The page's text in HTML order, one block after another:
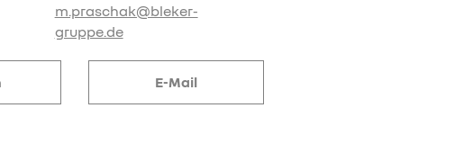
m.praschak@bleker-
gruppe.de
E-Mail